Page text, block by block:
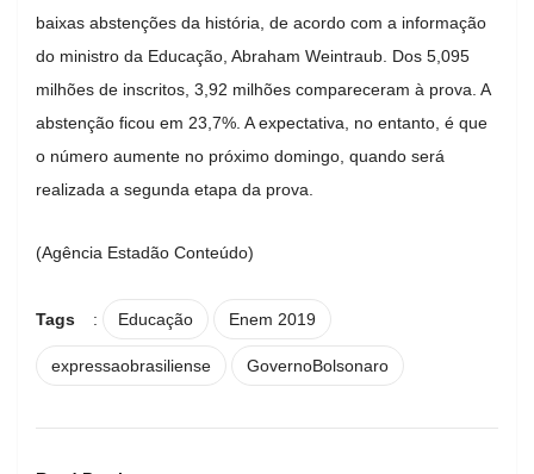
baixas abstenções da história, de acordo com a informação
do ministro da Educação, Abraham Weintraub. Dos 5,095
milhões de inscritos, 3,92 milhões compareceram à prova. A
abstenção ficou em 23,7%. A expectativa, no entanto, é que
o número aumente no próximo domingo, quando será
realizada a segunda etapa da prova.
(Agência Estadão Conteúdo)
Tags : Educação Enem 2019
expressaobrasiliense GovernoBolsonaro